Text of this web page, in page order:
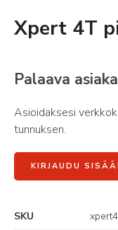
Xpert 4T
Palaava
Asioidaksesi
tunnuksen.
KIRJAUDU
SKU